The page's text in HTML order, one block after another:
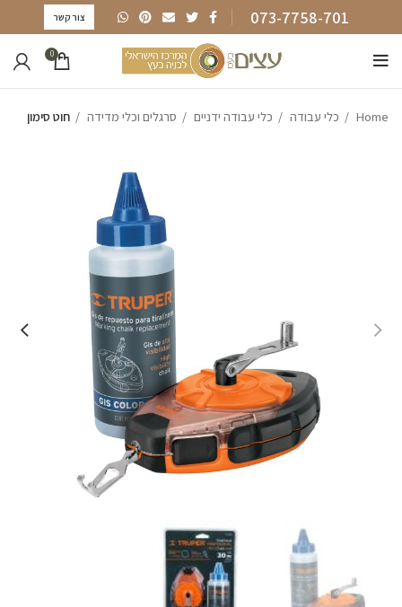
073-7758-701 צור קשר
0
Home כלי עבודה כלי עבודה ידניים סרגלים וכלי מדידה חוט סימון